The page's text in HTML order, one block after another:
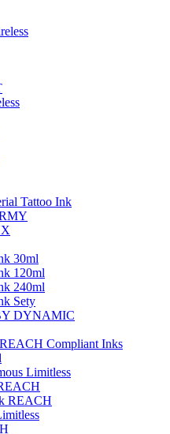
Tattoo Ink
30ml
120ml
240ml
Sety
DYNAMIC
Compliant Inks
Limitless
REACH